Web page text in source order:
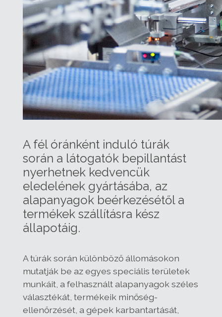
A fél óránként induló túrák
során a látogatók bepillantást
nyerhetnek kedvencük
eledelének gyártásába, az
alapanyagok beérkezésétől a
termékek szállításra kész
állapotáig.
A túrák során különböző állomásokon
mutatják be az egyes speciális területek
munkáit, a felhasznált alapanyagok széles
választékát, termékeik minőség-
ellenőrzését, a gépek karbantartását,